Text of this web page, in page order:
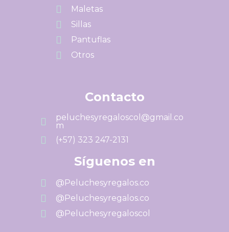
Maletas
Sillas
Pantuflas
Otros
Contacto
peluchesyregaloscol@gmail.co
m
(+57) 323 247-2131
Síguenos en
@Peluchesyregalos.co
@Peluchesyregalos.co
@Peluchesyregaloscol